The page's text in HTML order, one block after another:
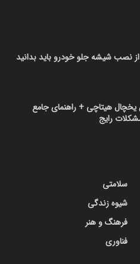
هیتاچی + راهنمای جامع
رایج
سلامتی
شیوه زندگی
فرهنگ و هنر
فناوری